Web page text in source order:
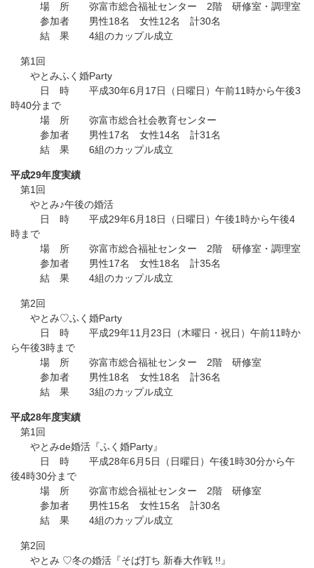
場 所 弥富市総合福祉センター 2階 研修室・調理室
参加者 男性18名 女性12名 計30名
結 果 4組のカップル成立
第1回
やとみふく婚Party
日 時 平成30年6月17日（日曜日）午前11時から午後3
時40分まで
場 所 弥富市総合社会教育センター
参加者 男性17名 女性14名 計31名
結 果 6組のカップル成立
平成29年度実績
第1回
やとみ♪午後の婚活
日 時 平成29年6月18日（日曜日）午後1時から午後4
時まで
場 所 弥富市総合福祉センター 2階 研修室・調理室
参加者 男性17名 女性18名 計35名
結 果 4組のカップル成立
第2回
やとみ♡ふく婚Party
日 時 平成29年11月23日（木曜日・祝日）午前11時か
ら午後3時まで
場 所 弥富市総合福祉センター 2階 研修室
参加者 男性18名 女性18名 計36名
結 果 3組のカップル成立
平成28年度実績
第1回
やとみde婚活『ふく婚Party』
日 時 平成28年6月5日（日曜日）午後1時30分から午
後4時30分まで
場 所 弥富市総合福祉センター 2階 研修室
参加者 男性15名 女性15名 計30名
結 果 4組のカップル成立
第2回
やとみ ♡冬の婚活『そば打ち 新春大作戦 !!』